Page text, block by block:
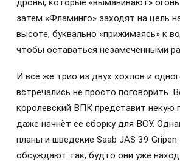
дроны, которые «выманивают»
затем «Фламинго» заходят на цель
высоте, буквально «прижимаясь» к
чтобы оставаться незамеченными
И всё же трио из двух хохлов и
встречались не просто поговорить.
королевский ВПК представит некую
даже начнёт ее сборку для ВСУ.
планы и шведские Saab JAS 39
обсуждают так, будто они уже